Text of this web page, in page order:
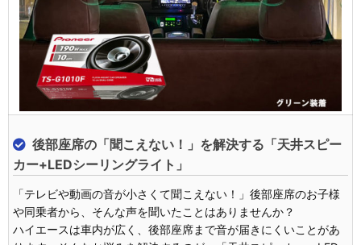
後部座席の「聞こえない！」を解決する「天井スピー
カー+LEDシーリングライト」
「テレビや動画の音が小さくて聞こえない！」後部座席のお子様
や同乗者から、そんな声を聞いたことはありませんか？
ハイエースは車内が広く、後部座席まで音が届きにくいことがあ